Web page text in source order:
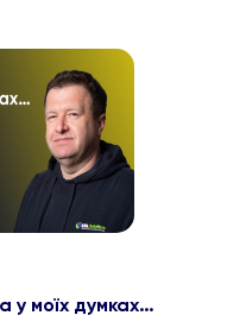
у моїх думках…